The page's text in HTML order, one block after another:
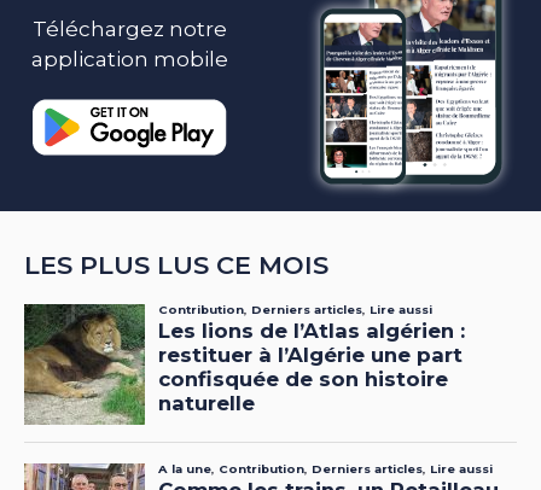
Téléchargez notre
application mobile
LES PLUS LUS CE MOIS